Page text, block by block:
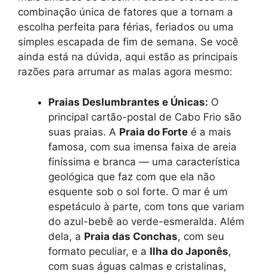
combinação única de fatores que a tornam a
escolha perfeita para férias, feriados ou uma
simples escapada de fim de semana. Se você
ainda está na dúvida, aqui estão as principais
razões para arrumar as malas agora mesmo:
Praias Deslumbrantes e Únicas: O
principal cartão-postal de Cabo Frio são
suas praias. A Praia do Forte é a mais
famosa, com sua imensa faixa de areia
finíssima e branca — uma característica
geológica que faz com que ela não
esquente sob o sol forte. O mar é um
espetáculo à parte, com tons que variam
do azul-bebê ao verde-esmeralda. Além
dela, a Praia das Conchas, com seu
formato peculiar, e a Ilha do Japonês,
com suas águas calmas e cristalinas,